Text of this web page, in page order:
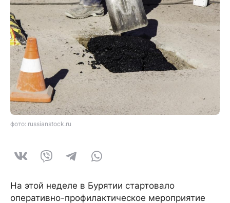
фото: russianstock.ru
На этой неделе в Бурятии стартовало
оперативно-профилактическое мероприятие